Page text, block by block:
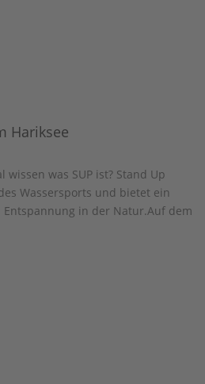
Hariksee
was SUP ist? Stand Up
Wassersports und bietet ein
Entspannung in der Natur.Auf dem